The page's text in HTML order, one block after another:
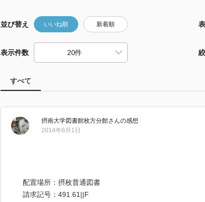
並び替え いいね順 新着順
表示件数
すべて
摂南大学図書館枚方分館さんの感想
2014年6月1日
配置場所：摂枚普通図書
請求記号：491.61||F